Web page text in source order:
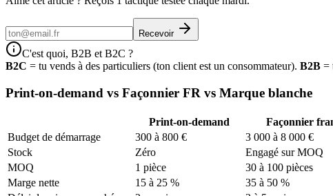
Recevoir
C'est quoi, B2B et B2C ?
B2C = tu vends à des particuliers (ton client est un consommateur). B2B =
Print-on-demand vs Façonnier FR vs Marque blanche
Print-on-demand
Façonnier
Budget de démarrage
300 à 800 €
3 000 à 8 000 €
Stock
Zéro
Engagé sur MOQ
MOQ
1 pièce
30 à 100 pièces
Marge nette
15 à 25 %
35 à 50 %